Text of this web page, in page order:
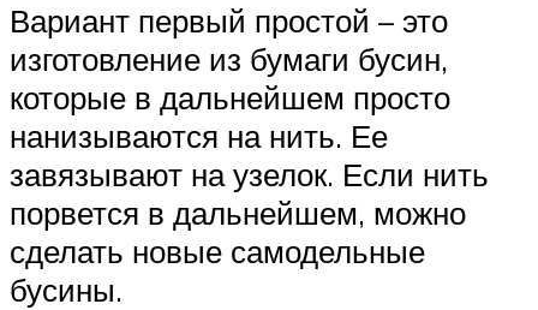
Вариант первый простой – это
изготовление из бумаги бусин,
которые в дальнейшем просто
нанизываются на нить. Ее
завязывают на узелок. Если нить
порвется в дальнейшем, можно
сделать новые самодельные
бусины.